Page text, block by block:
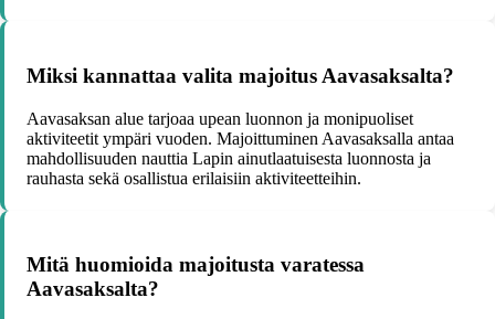
Miksi kannattaa valita majoitus Aavasaksalta?
Aavasaksan alue tarjoaa upean luonnon ja monipuoliset
aktiviteetit ympäri vuoden. Majoittuminen Aavasaksalla antaa
mahdollisuuden nauttia Lapin ainutlaatuisesta luonnosta ja
rauhasta sekä osallistua erilaisiin aktiviteetteihin.
Mitä huomioida majoitusta varatessa
Aavasaksalta?